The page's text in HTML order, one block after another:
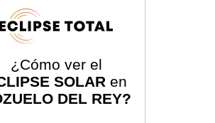
¿Cómo ver el
SOLAR en
DEL REY?